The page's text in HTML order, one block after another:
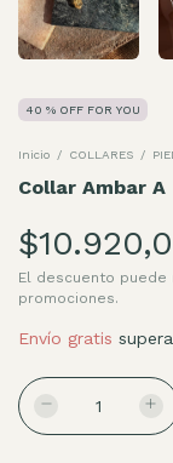
40 % OFF FOR YOU
Inicio / COLLARES /
Collar Ambar A
El descuento
promociones.
Envío gratis